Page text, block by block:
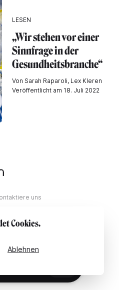
LESEN
„Wir stehen vor einer
Sinnfrage in der
Gesundheitsbranche“
Von Sarah Raparoli, Lex Kleren
Veröffentlicht am 18. Juli 2022
uns
Cookies.
Ablehnen